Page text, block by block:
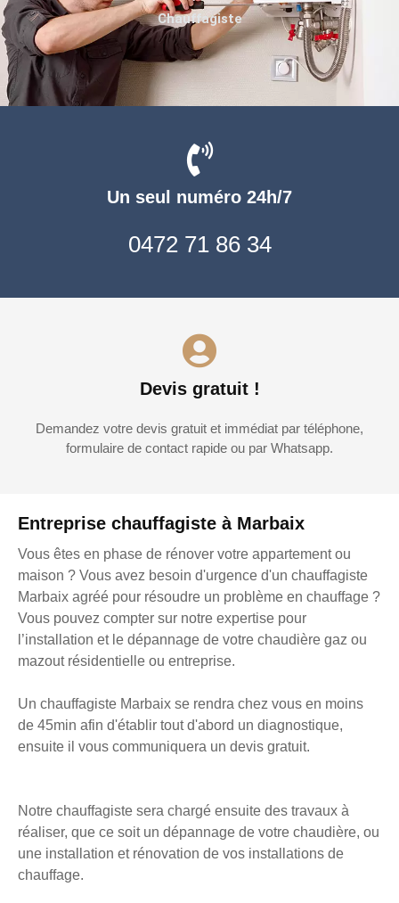
Entreprise chauffagiste à Marbaix
Vous êtes en phase de rénover votre appartement ou
maison ? Vous avez besoin d'urgence d'un chauffagiste
Marbaix agréé pour résoudre un problème en chauffage ?
Vous pouvez compter sur notre expertise pour
l’installation et le dépannage de votre chaudière gaz ou
mazout résidentielle ou entreprise.
Un chauffagiste Marbaix se rendra chez vous en moins
de 45min afin d'établir tout d'abord un diagnostique,
ensuite il vous communiquera un devis gratuit.
Notre chauffagiste sera chargé ensuite des travaux à
réaliser, que ce soit un dépannage de votre chaudière, ou
une installation et rénovation de vos installations de
chauffage.
Un seul numéro 24h/7
0472 71 86 34
Devis gratuit !
Demandez votre devis gratuit et immédiat par téléphone,
formulaire de contact rapide ou par Whatsapp.
Chauffagiste